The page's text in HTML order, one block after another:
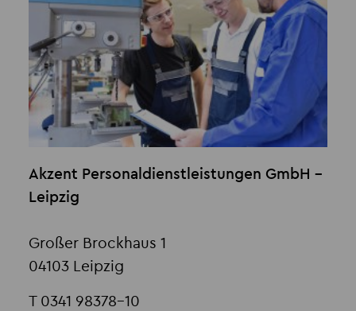
Akzent Personaldienstleistungen GmbH -
Leipzig
Großer Brockhaus 1
04103 Leipzig
T 0341 98378-10